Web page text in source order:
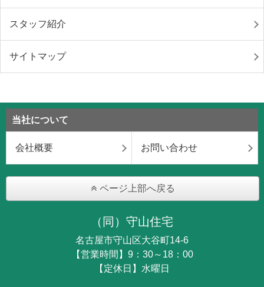
スタッフ紹介
サイトマップ
当社について
会社概要 お問い合わせ
ページ上部へ戻る
（同）守山住宅
名古屋市守山区大谷町14-6
【営業時間】9：30～18：00
【定休日】水曜日